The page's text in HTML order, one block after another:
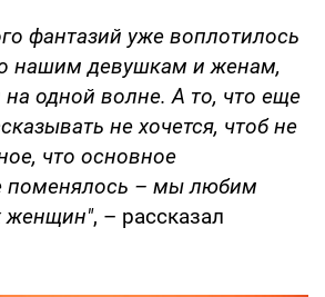
фантазий уже воплотилось
нашим девушкам и женам,
одной волне. А то, что еще
не хочется, чтоб не
что основное
поменялось – мы любим
женщин", – рассказал